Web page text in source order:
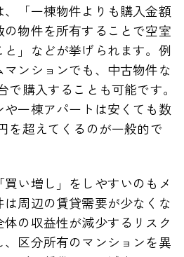
「一棟物件よりも購入金額
物件を所有することで空室
と」などが挙げられます。例
ンションでも、中古物件な
で購入することも可能です。
一棟アパートは安くても数
を超えてくるのが一般的で
い増し」をしやすいのもメ
は周辺の賃貸需要が少なくな
の収益性が減少するリスク
区分所有のマンションを異